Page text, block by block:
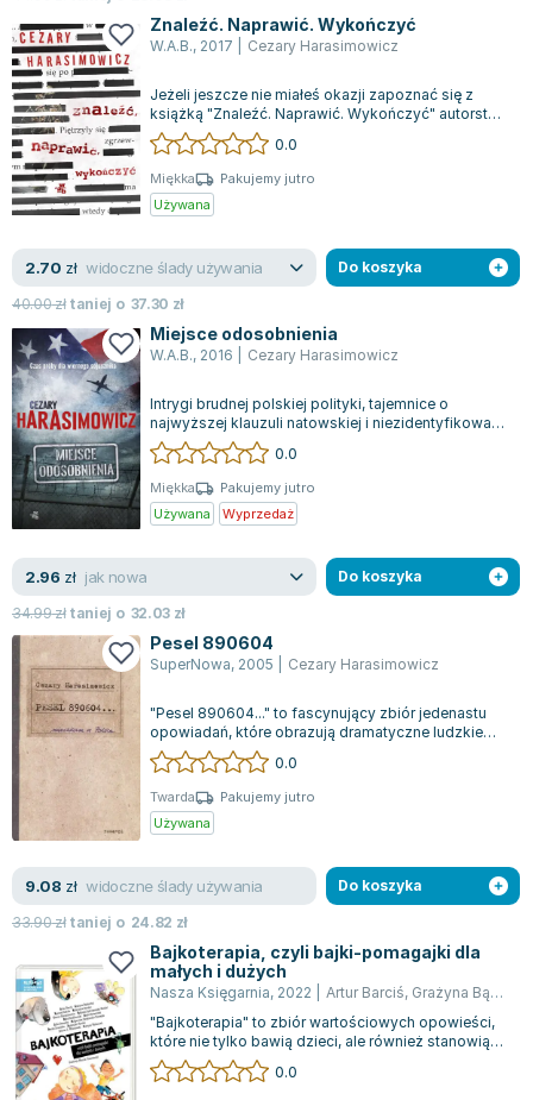
Jarosław Iwaszkiewicz
Joseph Murphy
Jan Sztaudynger
Aleksander Puszkin
Oscar Wilde
Małgorzata Ohme
Maddie Ziegler
Joanna Racewicz
Maria Seweryn
Janina Zającówna
Eric Helms
Anna Prus (oprac.)
Nela Mała Reporterka
Agnieszka Maciąg
Barbara Wrzesińska
Terry Pratchett
Lorraine Warren
Ajahn Brahm
Lucinda Riley
Jacek Walkiewicz
Znaleźć. Naprawić. Wykończyć
W.A.B., 2017 Cezary Harasimowicz
Jeżeli jeszcze nie miałeś okazji zapoznać się z
książką "Znaleźć. Naprawić. Wykończyć" autorstwa
Cezarego Harsimowicza, to idealny...
0.0
Miękka
Pakujemy jutro
Używana
2.70 zł widoczne ślady używania
40.00złtaniej o 37.30 zł
Do koszyka
Miejsce odosobnienia
W.A.B., 2016 Cezary Harasimowicz
Intrygi brudnej polskiej polityki, tajemnice o
najwyższej klauzuli natowskiej i niezidentyfikowane
samoloty pojawiające się na mał...
0.0
Miękka
Pakujemy jutro
Używana
Wyprzedaż
2.96 zł jak nowa
34.99złtaniej o 32.03 zł
Do koszyka
Pesel 890604
SuperNowa, 2005 Cezary Harasimowicz
"Pesel 890604..." to fascynujący zbiór jedenastu
opowiadań, które obrazują dramatyczne ludzkie
historie osadzone w polskiej rzeczy...
0.0
Twarda
Pakujemy jutro
Używana
9.08 zł widoczne ślady używania
33.90złtaniej o 24.82 zł
Do koszyka
Bajkoterapia, czyli bajki-pomagajki dla
małych i dużych
Nasza Księgarnia, 2022 Artur Barciś, Grażyna Bąkiewicz
"Bajkoterapia" to zbiór wartościowych opowieści,
które nie tylko bawią dzieci, ale również stanowią
cenną lekturę dla rodziców, um...
0.0